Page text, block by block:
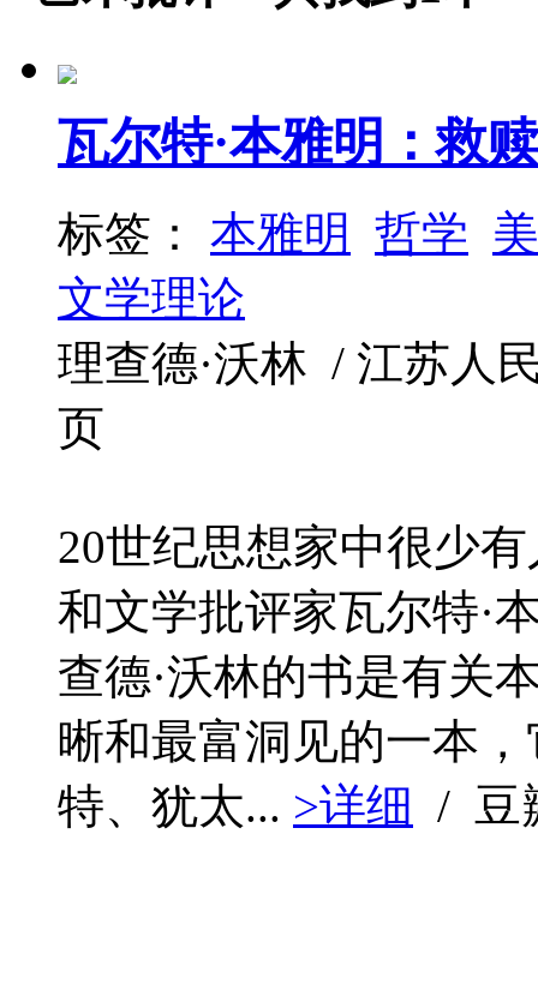
瓦尔特·本雅明：救
标签： 本雅明 哲学
文学理论
理查德·沃林 / 江苏人
页
20世纪思想家中很少
和文学批评家瓦尔特·
查德·沃林的书是有关
晰和最富洞见的一本
特、犹太... >详细 / 豆